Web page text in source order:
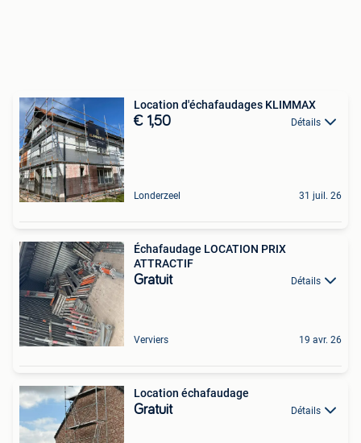
Location d'échafaudages KLIMMAX
€ 1,50 Détails
Londerzeel 31 juil. 26
Échafaudage LOCATION PRIX
ATTRACTIF
Gratuit Détails
Verviers 19 avr. 26
Location échafaudage
Gratuit Détails